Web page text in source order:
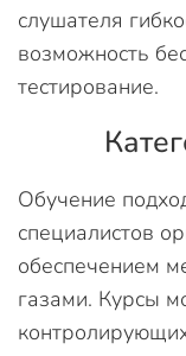
слушателя
возможность
тестирование.
Обучение
специалистов
обеспечением
газами. Курсы